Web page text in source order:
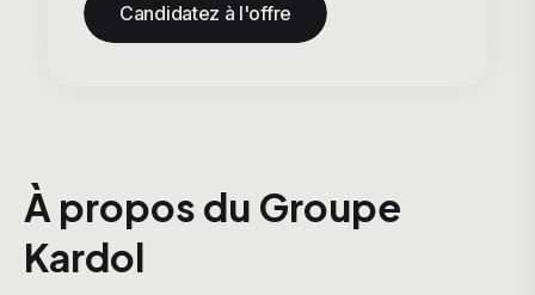
Candidatez à l'offre
À propos du Groupe
Kardol